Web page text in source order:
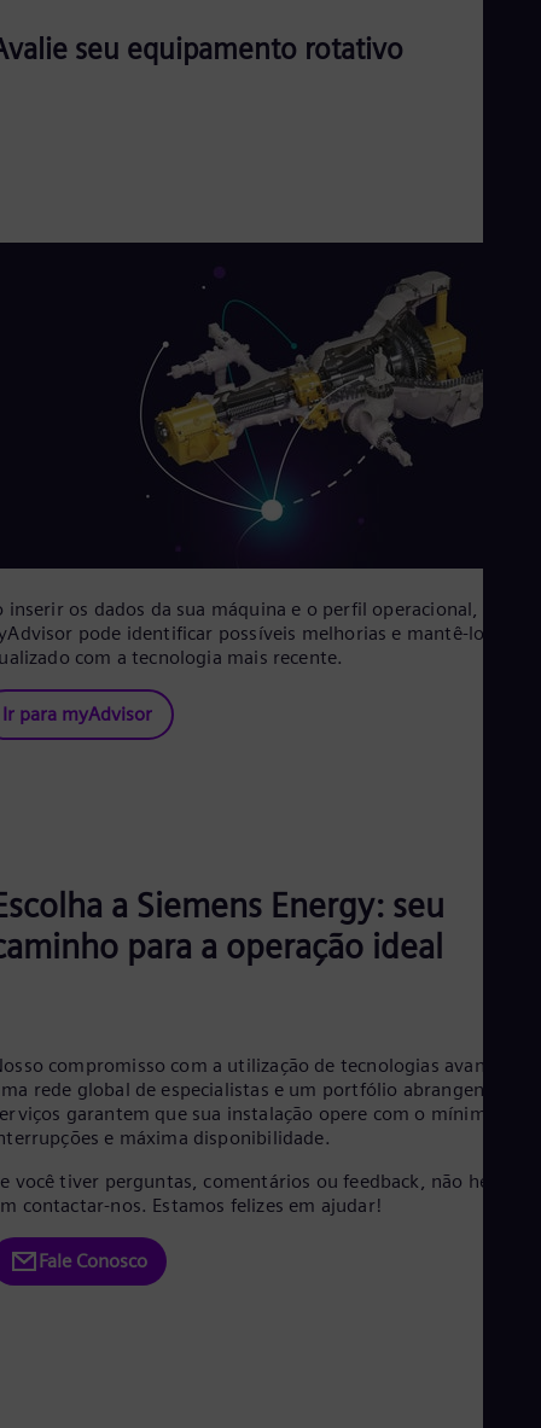
seu equipamento rotativo
inserir os dados da sua máquina e o perfil operacional, o
pode identificar possíveis melhorias e mantê-lo
com a tecnologia mais recente.
Ir para myAdvisor
a Siemens Energy: seu
para a operação ideal
compromisso com a utilização de tecnologias avançadas,
rede global de especialistas e um portfólio abrangente de
garantem que sua instalação opere com o mínimo de
e máxima disponibilidade.
você tiver perguntas, comentários ou feedback, não hesite
contactar-nos. Estamos felizes em ajudar!
Fale Conosco